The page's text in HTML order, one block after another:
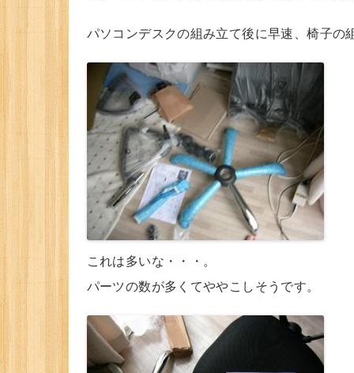
パソコンデスクの組み立て後に早速、椅子の
これは多いな・・・。
パーツの数が多くてややこしそうです。